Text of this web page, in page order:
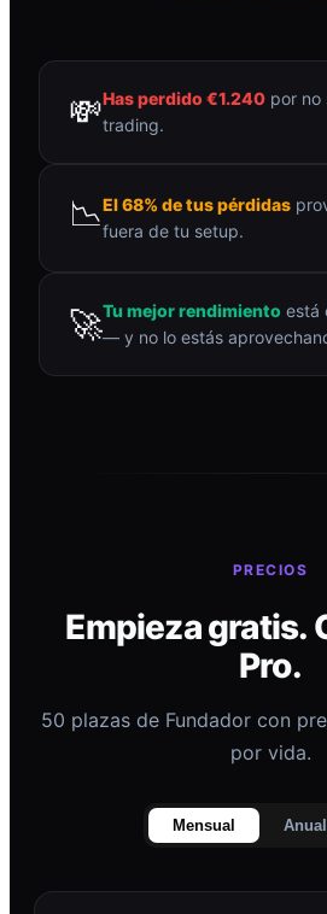
💸Has perdido €1.240 por no
trading.
📉El 68% de tus pérdidas
fuera de tu setup.
🚀Tu mejor rendimiento está
— y no lo estás
PRECIOS
Empieza gratis.
Pro.
50 plazas de Fundador con
por vida.
Mensual Anual